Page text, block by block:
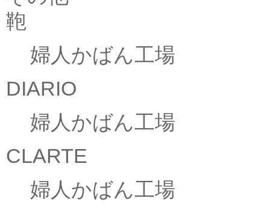
鞄
婦人かばん工場
DIARIO
婦人かばん工場
CLARTE
婦人かばん工場